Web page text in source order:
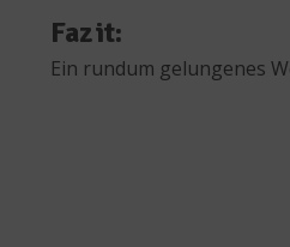
Fazit:
Ein rundum gelungenes